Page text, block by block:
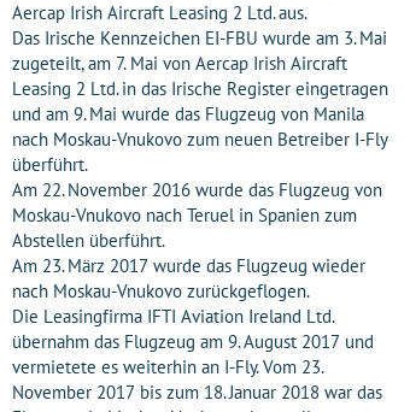
Aercap Irish Aircraft Leasing 2 Ltd. aus.
Das Irische Kennzeichen EI-FBU wurde am 3. Mai
zugeteilt, am 7. Mai von Aercap Irish Aircraft
Leasing 2 Ltd. in das Irische Register eingetragen
und am 9. Mai wurde das Flugzeug von Manila
nach Moskau-Vnukovo zum neuen Betreiber I-Fly
überführt.
Am 22. November 2016 wurde das Flugzeug von
Moskau-Vnukovo nach Teruel in Spanien zum
Abstellen überführt.
Am 23. März 2017 wurde das Flugzeug wieder
nach Moskau-Vnukovo zurückgeflogen.
Die Leasingfirma IFTI Aviation Ireland Ltd.
übernahm das Flugzeug am 9. August 2017 und
vermietete es weiterhin an I-Fly. Vom 23.
November 2017 bis zum 18. Januar 2018 war das